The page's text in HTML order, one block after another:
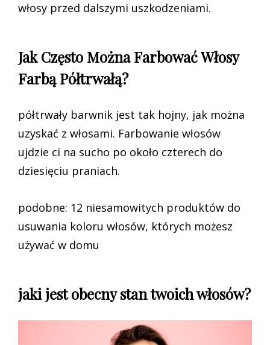
włosy przed dalszymi uszkodzeniami.
Jak Często Można Farbować Włosy
Farbą Półtrwałą?
półtrwały barwnik jest tak hojny, jak można
uzyskać z włosami. Farbowanie włosów
ujdzie ci na sucho po około czterech do
dziesięciu praniach.
podobne: 12 niesamowitych produktów do
usuwania koloru włosów, których możesz
używać w domu
jaki jest obecny stan twoich włosów?